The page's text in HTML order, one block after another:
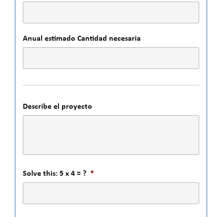
Anual estimado Cantidad necesaria
Describe el proyecto
Solve this: 5 x 4 = ? *